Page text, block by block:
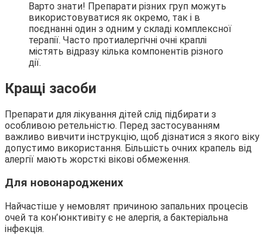
Варто знати! Препарати різних груп можуть
використовуватися як окремо, так і в
поєднанні один з одним у складі комплексної
терапії. Часто протиалергічні очні краплі
містять відразу кілька компонентів різного
дії.
Кращі засоби
Препарати для лікування дітей слід підбирати з
особливою ретельністю. Перед застосуванням
важливо вивчити інструкцію, щоб дізнатися з якого віку
допустимо використання. Більшість очних крапель від
алергії мають жорсткі вікові обмеження.
Для новонароджених
Найчастіше у немовлят причиною запальних процесів
очей та кон’юнктивіту є не алергія, а бактеріальна
інфекція.